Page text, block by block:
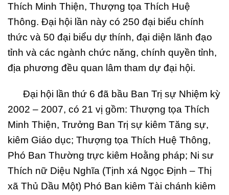
Thích Minh Thiện, Thượng tọa Thích Huệ
Thông. Đại hội lần này có 250 đại biểu chính
thức và 50 đại biểu dự thính, đại diện lãnh đạo
tỉnh và các ngành chức năng, chính quyền tỉnh,
địa phương đều quan lâm tham dự đại hội.
Đại hội lần thứ 6 đã bầu Ban Trị sự Nhiệm kỳ
2002 – 2007, có 21 vị gồm: Thượng tọa Thích
Minh Thiện, Trưởng Ban Trị sự kiêm Tăng sự,
kiêm Giáo dục; Thượng tọa Thích Huệ Thông,
Phó Ban Thường trực kiêm Hoằng pháp; Ni sư
Thích nữ Diệu Nghĩa (Tịnh xá Ngọc Định – Thị
xã Thủ Dầu Một) Phó Ban kiêm Tài chánh kiêm